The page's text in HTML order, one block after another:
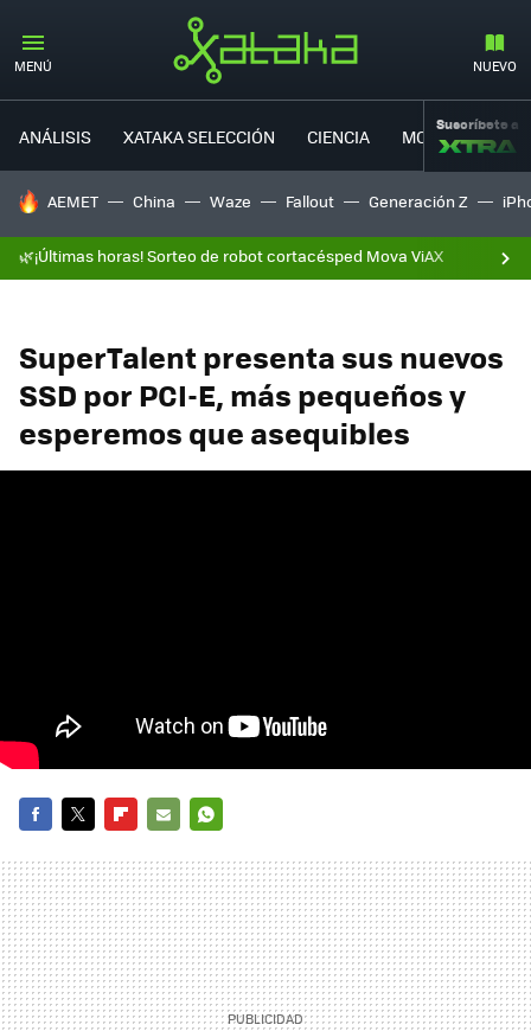
MENÚ NUEVO
ANÁLISIS XATAKA SELECCIÓN CIENCIA MOVILIDAD
Suscríbete a
HOY SE HABLA DE
AEMET China Waze Fallout Generación Z
🌿¡Últimas horas! Sorteo de robot cortacésped Mova ViAX
SuperTalent presenta sus nuevos
SSD por PCI-E, más pequeños y
esperemos que asequibles
MAIL